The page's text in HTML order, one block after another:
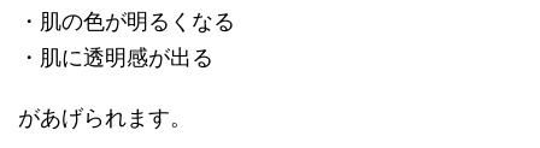
・肌の色が明るくなる
・肌に透明感が出る
があげられます。